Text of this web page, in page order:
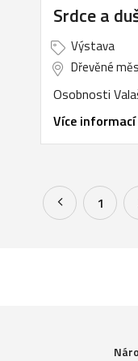
Srdce a
Výstava
Dřevěné
Osobnosti
Více informací
1